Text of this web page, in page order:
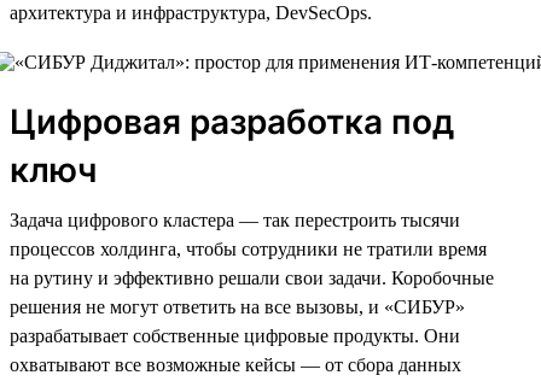
архитектура и инфраструктура, DevSecOps.
Цифровая разработка под
ключ
Задача цифрового кластера — так перестроить тысячи
процессов холдинга, чтобы сотрудники не тратили время
на рутину и эффективно решали свои задачи. Коробочные
решения не могут ответить на все вызовы, и «СИБУР»
разрабатывает собственные цифровые продукты. Они
охватывают все возможные кейсы — от сбора данных